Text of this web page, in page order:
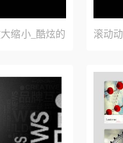
缩小_酷炫的 滚动